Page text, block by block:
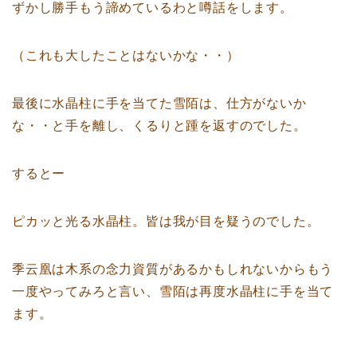
ずかし勝手もう諦めているわと噂話をします。
（これも大したことはないかな・・）
最後に水晶柱に手を当てた雪陌は、仕方がないか
な・・と手を離し、くるりと踵を返すのでした。
するとー
ピカッと光る水晶柱。皆は我が目を疑うのでした。
季云凰は木系の念力資質があるかもしれないからもう
一度やってみろと言い、雪陌は再度水晶柱に手を当て
ます。